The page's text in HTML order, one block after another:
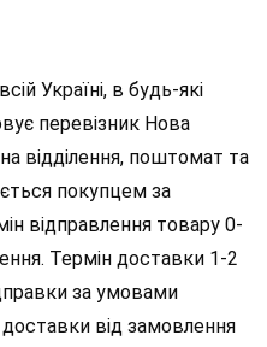
Україні, в будь-які
перевізник Нова
відділення, поштомат та
покупцем за
відправлення товару 0-
Термін доставки 1-2
за умовами
доставки від замовлення